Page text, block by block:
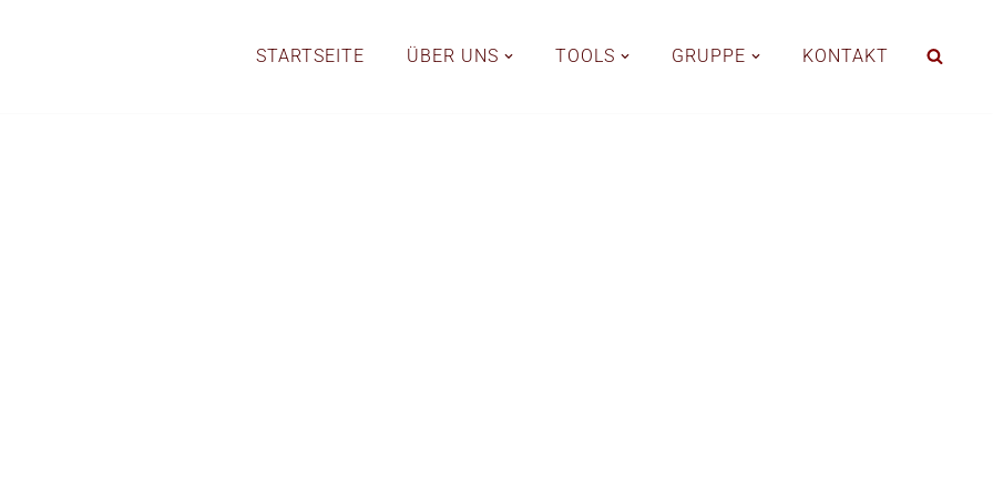
STARTSEITE ÜBER UNS TOOLS GRUPPE KONTAKT